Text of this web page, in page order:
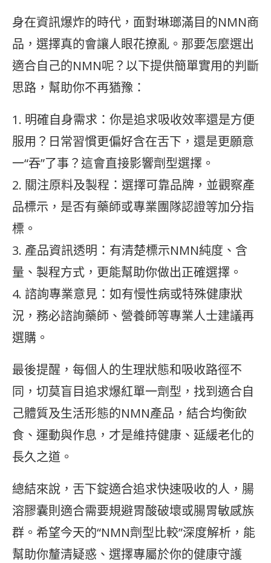
身在資訊爆炸的時代，面對琳瑯滿目的NMN商
品，選擇真的會讓人眼花撩亂。那要怎麼選出
適合自己的NMN呢？以下提供簡單實用的判斷
思路，幫助你不再猶豫：
1. 明確自身需求：你是追求吸收效率還是方便
服用？日常習慣更偏好含在舌下，還是更願意
一“吞”了事？這會直接影響劑型選擇。
2. 關注原料及製程：選擇可靠品牌，並觀察產
品標示，是否有藥師或專業團隊認證等加分指
標。
3. 產品資訊透明：有清楚標示NMN純度、含
量、製程方式，更能幫助你做出正確選擇。
4. 諮詢專業意見：如有慢性病或特殊健康狀
況，務必諮詢藥師、營養師等專業人士建議再
選購。
最後提醒，每個人的生理狀態和吸收路徑不
同，切莫盲目追求爆紅單一劑型，找到適合自
己體質及生活形態的NMN產品，結合均衡飲
食、運動與作息，才是維持健康、延緩老化的
長久之道。
總結來說，舌下錠適合追求快速吸收的人，腸
溶膠囊則適合需要規避胃酸破壞或腸胃敏感族
群。希望今天的“NMN劑型比較”深度解析，能
幫助你釐清疑惑、選擇專屬於你的健康守護